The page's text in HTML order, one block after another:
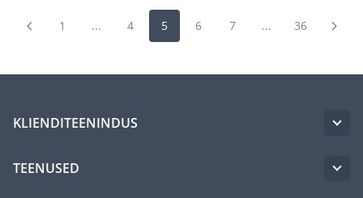
1 ... 4 5 6 7 ... 36
KLIENDITEENINDUS
TEENUSED